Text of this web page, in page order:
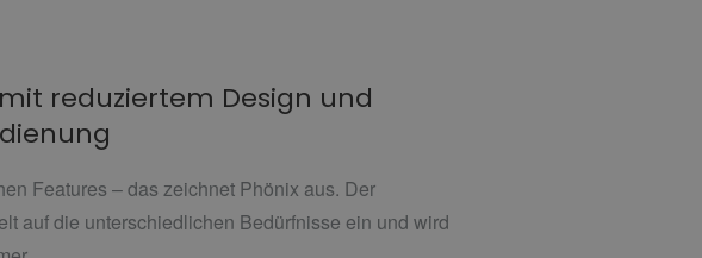
reduziertem Design und
Features – das zeichnet Phönix aus. Der
auf die unterschiedlichen Bedürfnisse ein und wird